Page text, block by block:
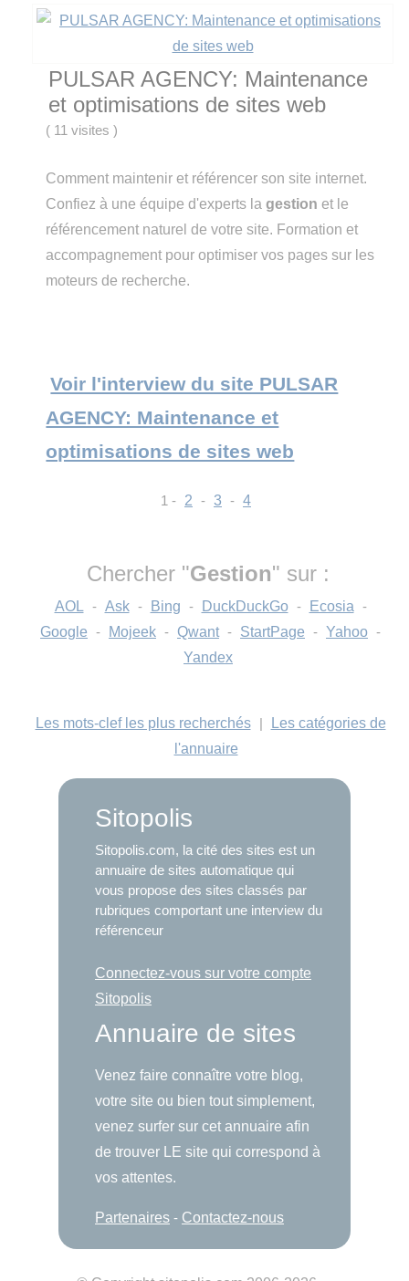
PULSAR AGENCY: Maintenance
et optimisations de sites web
( 11 visites)
Comment maintenir et référencer son site internet.
Confiez à une équipe d'experts lagestion et le
référencement naturel de votre site. Formation et
accompagnement pour optimiser vos pages sur les
moteurs de recherche.
Voir l'interview du site PULSAR
AGENCY: Maintenance et
optimisations de sites web
1 - 2 - 3 - 4
Chercher "Gestion" sur :
AOL - Ask - Bing - DuckDuckGo - Ecosia -
Google - Mojeek - Qwant - StartPage - Yahoo -
Yandex
Les mots-clef les plus recherchés |
Les catégories de
l'annuaire
Sitopolis
Sitopolis.com, la cité des sites est un
annuaire de sites automatique qui
vous propose des sites classés par
rubriques comportant une interview du
référenceur
Connectez-vous sur votre compte
Sitopolis
Annuaire de sites
Venez faire connaître votre blog,
votre site ou bien tout simplement,
venez surfer sur cet annuaire afin
de trouver LE site qui correspond à
vos attentes.
Partenaires - Contactez-nous